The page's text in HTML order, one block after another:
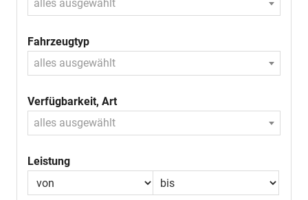
alles ausgewählt
Fahrzeugtyp
alles ausgewählt
Verfügbarkeit, Art
alles ausgewählt
Leistung